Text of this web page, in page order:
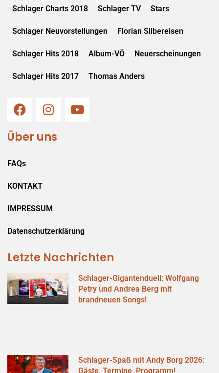
Schlager Charts 2018 Schlager TV Stars
Schlager Neuvorstellungen Florian Silbereisen
Schlager Hits 2018 Album-VÖ Neuerscheinungen
Schlager Hits 2017 Thomas Anders
Über uns
FAQs
KONTAKT
IMPRESSUM
Datenschutzerklärung
Letzte Nachrichten
Schlager-Gigantenduell: Wolfgang
Petry und Andrea Berg mit
brandneuen Songs!
Schlager-Spaß mit Andy Borg 2026:
Gäste, Termine, Programm!